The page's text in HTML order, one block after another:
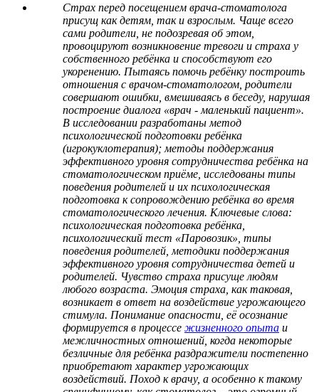
Страх перед посещением врача-стоматолога
присущ как детям, так и взрослым. Чаще всего
сами родители, не подозревая об этом,
провоцируют возникновение тревоги и страха у
собственного ребёнка и способствуют его
укоренению. Пытаясь помочь ребёнку построить
отношения с врачом-стоматологом, родители
совершают ошибки, вмешиваясь в беседу, нарушая
построение диалога «врач - маленький пациент».
В исследовании разработаны метод
психологической подготовки ребёнка
(игрокуклотерапия); методы поддержания
эффективного уровня сотрудничества ребёнка на
стоматологическом приёме, исследованы типы
поведения родителей и их психологическая
подготовка к сопровождению ребёнка во время
стоматологического лечения. Ключевые слова:
психологическая подготовка ребёнка,
психологический тест «Паровозик», типы
поведения родителей, методики поддержания
эффективного уровня сотрудничества детей и
родителей. Чувство страха присуще людям
любого возраста. Эмоция страха, как таковая,
возникает в ответ на воздействие угрожающего
стимула. Понимание опасности, её осознание
формируется в процессе жизненного опыта и
межличностных отношений, когда некоторые
безличные для ребёнка раздражители постепенно
приобретают характер угрожающих
воздействий. Поход к врачу, а особенно к такому